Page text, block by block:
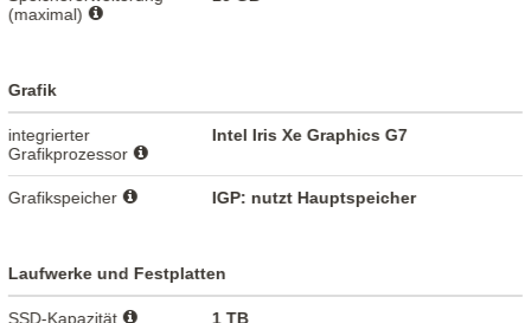
(maximal)
Grafik
integrierter
Grafikprozessor
Intel Iris Xe Graphics G7
Grafikspeicher IGP: nutzt Hauptspeicher
Laufwerke und Festplatten
SSD-Kapazität 1 TB